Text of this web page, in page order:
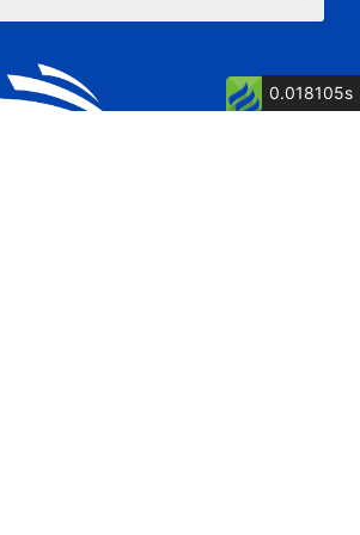
0.018105s